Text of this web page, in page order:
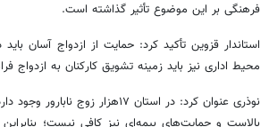
فرهنگی بر این موضوع تأثیر گذاشته است.
استاندار قزوین تأکید کرد: حمایت از ازدواج آسان
محیط اداری نیز باید زمینه تشویق کارکنان به ازدواج
نوذری عنوان کرد: در استان ۱۷هزار زوج